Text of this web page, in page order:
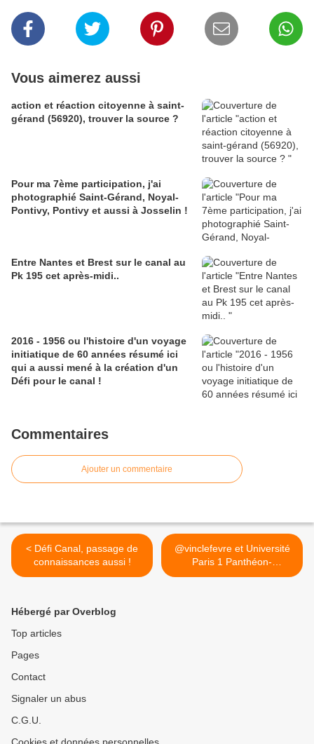
Vous aimerez aussi
action et réaction citoyenne à saint-
gérand (56920), trouver la source ?
Pour ma 7ème participation, j'ai
photographié Saint-Gérand, Noyal-
Pontivy, Pontivy et aussi à Josselin !
Entre Nantes et Brest sur le canal au
Pk 195 cet après-midi..
2016 - 1956 ou l'histoire d'un voyage
initiatique de 60 années résumé ici
qui a aussi mené à la création d'un
Défi pour le canal !
Commentaires
Ajouter un commentaire
< Défi Canal, passage de
connaissances aussi !
@vinclefevre et Université
Paris 1 Panthéon-
Sorbonne, des échanges
Hébergé par Overblog
Top articles
Pages
Contact
Signaler un abus
C.G.U.